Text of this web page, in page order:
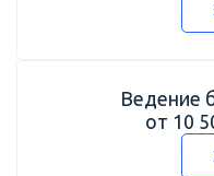
Ведение
от 10